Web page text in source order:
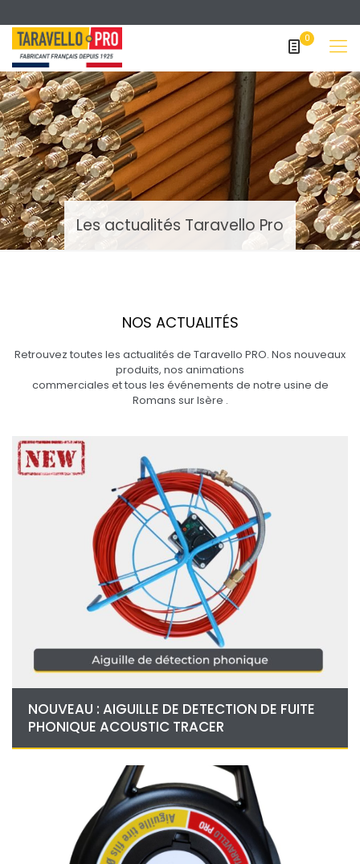
0
Les actualités Taravello Pro
NOS ACTUALITÉS
Retrouvez toutes les actualités de Taravello PRO. Nos nouveaux
produits, nos animations
commerciales et tous les événements de notre usine de
Romans sur Isère .
NOUVEAU : AIGUILLE DE DETECTION DE FUITE
PHONIQUE ACOUSTIC TRACER